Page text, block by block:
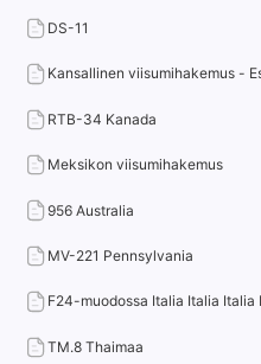
DS-11
Kansallinen viisumihakemus -
RTB-34 Kanada
Meksikon viisumihakemus
956 Australia
MV-221 Pennsylvania
F24-muodossa Italia Italia Italia
TM.8 Thaimaa